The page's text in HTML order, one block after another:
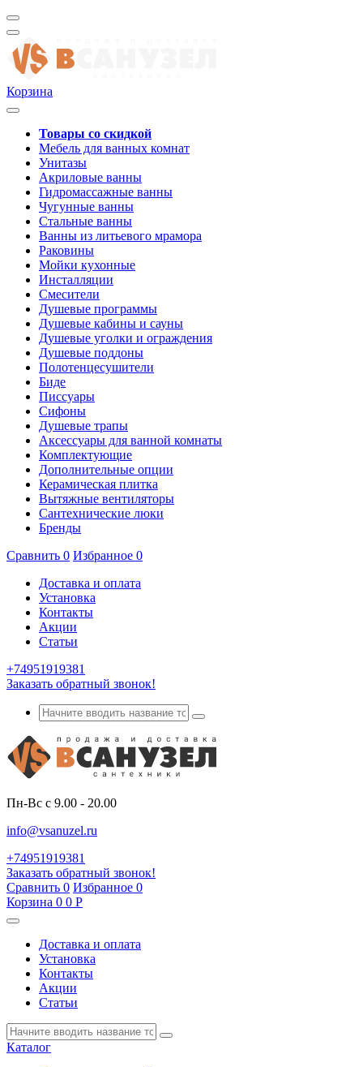
Корзина
Товары со скидкой
Мебель для ванных комнат
Унитазы
Акриловые ванны
Гидромассажные ванны
Чугунные ванны
Стальные ванны
Ванны из литьевого мрамора
Раковины
Мойки кухонные
Инсталляции
Смесители
Душевые программы
Душевые кабины и сауны
Душевые уголки и ограждения
Душевые поддоны
Полотенцесушители
Биде
Писсуары
Сифоны
Душевые трапы
Аксессуары для ванной комнаты
Комплектующие
Дополнительные опции
Керамическая плитка
Вытяжные вентиляторы
Сантехнические люки
Бренды
Сравнить 0 Избранное 0
Доставка и оплата
Установка
Контакты
Акции
Статьи
+74951919381
Заказать обратный звонок!
Пн-Вс с 9.00 - 20.00
info@vsanuzel.ru
+74951919381
Заказать обратный звонок!
Сравнить 0 Избранное 0
Корзина 0 0 Р
Доставка и оплата
Установка
Контакты
Акции
Статьи
Каталог